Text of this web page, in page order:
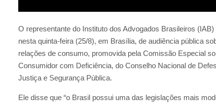
O representante do Instituto dos Advogados Brasileiros
nesta quinta-feira (25/8), em Brasília, de audiência pública
relações de consumo, promovida pela Comissão Especial
Consumidor com Deficiência, do Conselho Nacional de
Justiça e Segurança Pública.
Ele disse que “o Brasil possui uma das legislações mais